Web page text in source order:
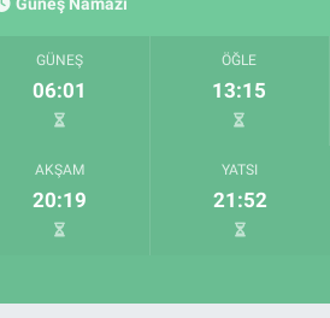
Güneş Namazı
GÜNEŞ
06:01
ÖĞLE
13:15
AKŞAM
20:19
YATSI
21:52